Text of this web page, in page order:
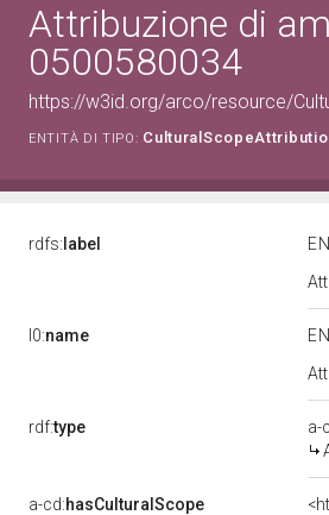
Attribuzione di
0500580034
https://w3id.org/arco/resource/
ENTITÀ DI TIPO:
rdfs: label EN
l0:name EN
rdf:type
a-
a-cd:hasCulturalScope